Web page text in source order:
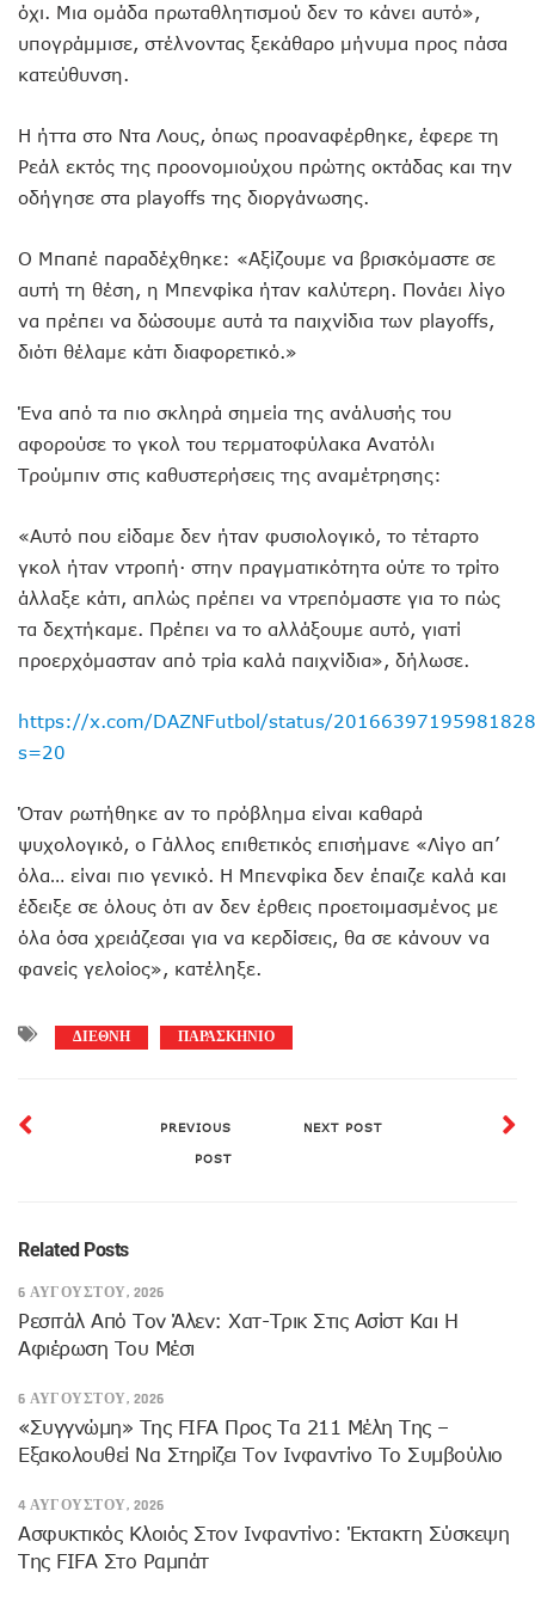
όχι. Μια ομάδα πρωταθλητισμού δεν το κάνει αυτό»,
υπογράμμισε, στέλνοντας ξεκάθαρο μήνυμα προς πάσα
κατεύθυνση.
Η ήττα στο Ντα Λους, όπως προαναφέρθηκε, έφερε τη
Ρεάλ εκτός της προονομιούχου πρώτης οκτάδας και την
οδήγησε στα playoffs της διοργάνωσης.
Ο Μπαπέ παραδέχθηκε: «Αξίζουμε να βρισκόμαστε σε
αυτή τη θέση, η Μπενφίκα ήταν καλύτερη. Πονάει λίγο
να πρέπει να δώσουμε αυτά τα παιχνίδια των playoffs,
διότι θέλαμε κάτι διαφορετικό.»
Ένα από τα πιο σκληρά σημεία της ανάλυσής του
αφορούσε το γκολ του τερματοφύλακα Ανατόλι
Τρούμπιν στις καθυστερήσεις της αναμέτρησης:
«Αυτό που είδαμε δεν ήταν φυσιολογικό, το τέταρτο
γκολ ήταν ντροπή· στην πραγματικότητα ούτε το τρίτο
άλλαξε κάτι, απλώς πρέπει να ντρεπόμαστε για το πώς
τα δεχτήκαμε. Πρέπει να το αλλάξουμε αυτό, γιατί
προερχόμασταν από τρία καλά παιχνίδια», δήλωσε.
https://x.com/DAZNFutbol/status/
s=20
Όταν ρωτήθηκε αν το πρόβλημα είναι καθαρά
ψυχολογικό, ο Γάλλος επιθετικός επισήμανε «Λίγο απ’
όλα… είναι πιο γενικό. Η Μπενφίκα δεν έπαιζε καλά και
έδειξε σε όλους ότι αν δεν έρθεις προετοιμασμένος με
όλα όσα χρειάζεσαι για να κερδίσεις, θα σε κάνουν να
φανείς γελοίος», κατέληξε.
ΔΙΕΘΝΗ ΠΑΡΑΣΚΗΝΙΟ
PREVIOUS
POST
NEXT POST
Related Posts
6 ΑΥΓΟΎΣΤΟΥ, 2026
Ρεσιτάλ Από Τον Άλεν: Χατ-Τρικ Στις Ασίστ Και Η
Αφιέρωση Του Μέσι
6 ΑΥΓΟΎΣΤΟΥ, 2026
«Συγγνώμη» Της FIFA Προς Τα 211 Μέλη Της –
Εξακολουθεί Να Στηρίζει Τον Ινφαντίνο Το Συμβούλιο
4 ΑΥΓΟΎΣΤΟΥ, 2026
Ασφυκτικός Κλοιός Στον Ινφαντίνο: Έκτακτη Σύσκεψη
Της FIFA Στο Ραμπάτ